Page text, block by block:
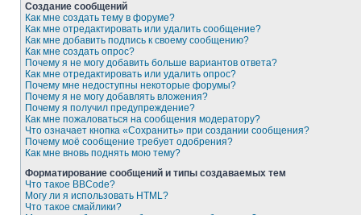
Создание сообщений
Как мне создать тему в форуме?
Как мне отредактировать или удалить сообщение?
Как мне добавить подпись к своему сообщению?
Как мне создать опрос?
Почему я не могу добавить больше вариантов ответа?
Как мне отредактировать или удалить опрос?
Почему мне недоступны некоторые форумы?
Почему я не могу добавлять вложения?
Почему я получил предупреждение?
Как мне пожаловаться на сообщения модератору?
Что означает кнопка «Сохранить» при создании сообщения?
Почему моё сообщение требует одобрения?
Как мне вновь поднять мою тему?
Форматирование сообщений и типы создаваемых тем
Что такое BBCode?
Могу ли я использовать HTML?
Что такое смайлики?